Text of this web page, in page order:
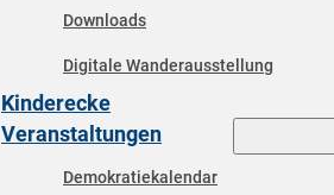
Downloads
Digitale Wanderausstellung
Kinderecke
Veranstaltungen
Demokratiekalendar